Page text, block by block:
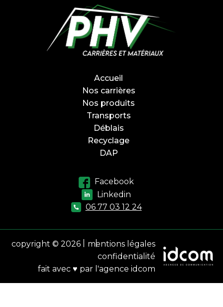
Accueil
Nos carrières
Nos produits
Transports
Déblais
Recyclage
DAP
Facebook
Linkedin
06 77 03 12 24
copyright © 2026
mentions légales
confidentialité
fait avec ♥ par l'agence idcom